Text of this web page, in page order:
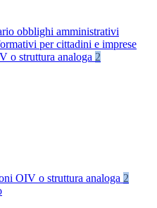
obblighi amministrativi
per cittadini e imprese
o struttura analoga 2
OIV o struttura analoga 2